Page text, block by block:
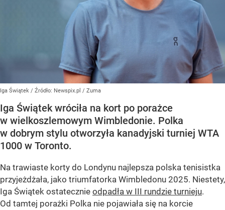
Iga Świątek / Źródło: Newspix.pl / Zuma
Iga Świątek wróciła na kort po porażce
w wielkoszlemowym Wimbledonie. Polka
w dobrym stylu otworzyła kanadyjski turniej WTA
1000 w Toronto.
Na trawiaste korty do Londynu najlepsza polska tenisistka
przyjeżdżała, jako triumfatorka Wimbledonu 2025. Niestety,
Iga Świątek ostatecznie odpadła w III rundzie turnieju.
Od tamtej porażki Polka nie pojawiała się na korcie